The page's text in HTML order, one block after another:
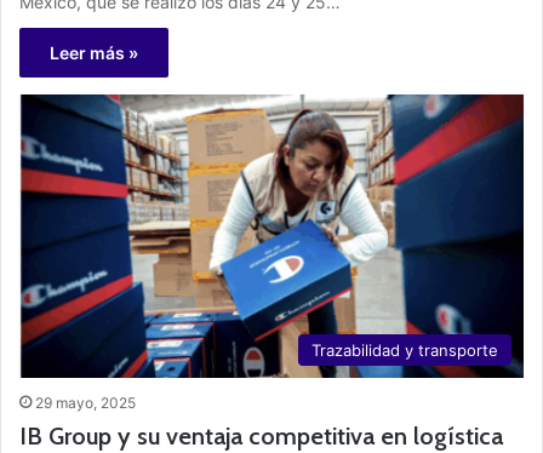
Leer más »
Trazabilidad y transporte
29 mayo, 2025
IB Group y su ventaja competitiva en logística